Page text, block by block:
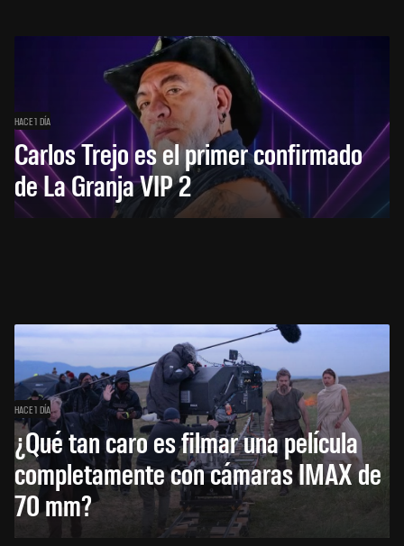
HACE 1 DÍA
Carlos Trejo es el primer confirmado
de La Granja VIP 2
HACE 1 DÍA
¿Qué tan caro es filmar una película
completamente con cámaras IMAX de
70 mm?